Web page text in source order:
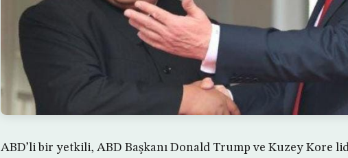
ABD’li bir yetkili, ABD Başkanı Donald Trump ve Kuzey Kore